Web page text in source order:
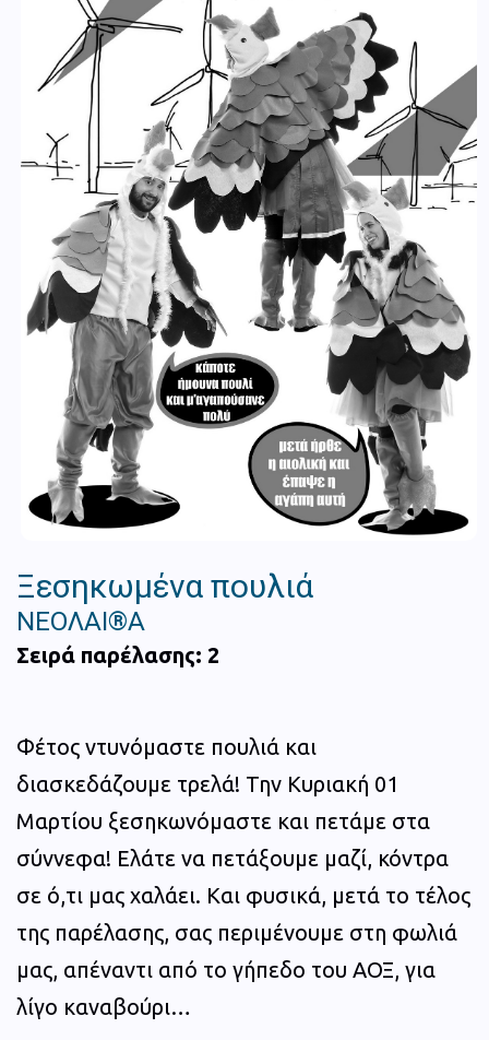
Ξεσηκωμένα πουλιά
ΝΕΟΛΑΙ®Α
Σειρά παρέλασης: 2
Φέτος ντυνόμαστε πουλιά και
διασκεδάζουμε τρελά! Την Κυριακή 01
Μαρτίου ξεσηκωνόμαστε και πετάμε στα
σύννεφα! Ελάτε να πετάξουμε μαζί, κόντρα
σε ό,τι μας χαλάει. Και φυσικά, μετά το τέλος
της παρέλασης, σας περιμένουμε στη φωλιά
μας, απέναντι από το γήπεδο του ΑΟΞ, για
λίγο καναβούρι…